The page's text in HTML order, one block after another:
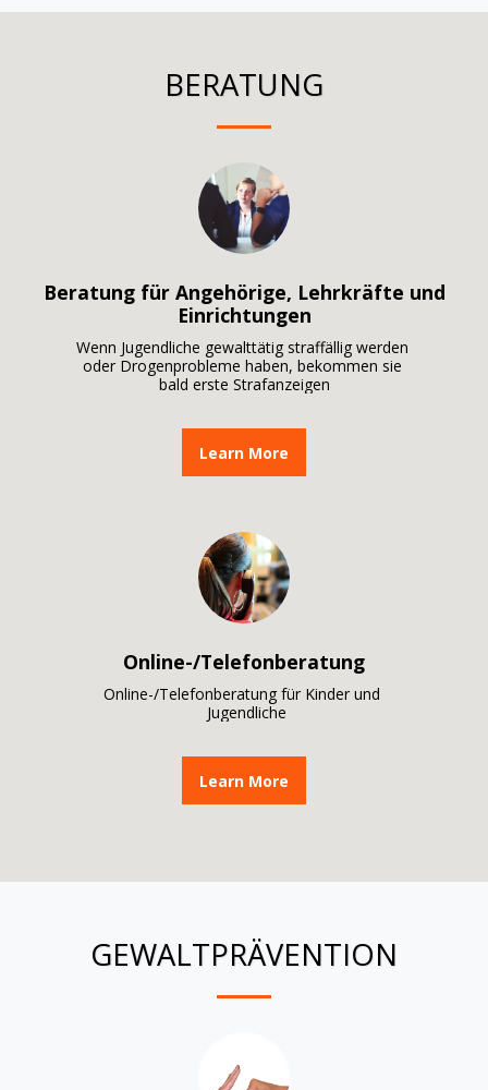
BERATUNG
Beratung für Angehörige, Lehrkräfte und
Einrichtungen
Wenn Jugendliche gewalttätig straffällig werden
oder Drogenprobleme haben, bekommen sie
bald erste Strafanzeigen
Learn More
Online-/Telefonberatung
Online-/Telefonberatung für Kinder und
Jugendliche
Learn More
GEWALTPRÄVENTION